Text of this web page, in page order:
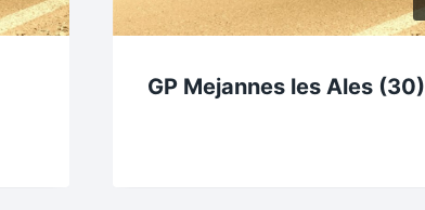
GP Mejannes les Ales (30)